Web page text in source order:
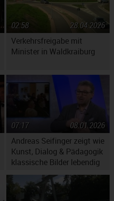
Verkehrsfreigabe mit
Minister in Waldkraiburg
28.04.2026
02:58
Andreas Seifinger zeigt wie
Kunst, Dialog & Pädagogik
klassische Bilder lebendig
machen
08.01.2026
07:17